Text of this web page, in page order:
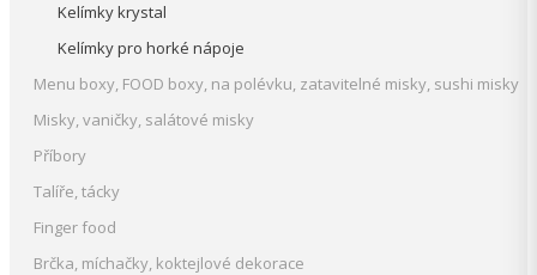
Kelímky krystal
Kelímky pro horké nápoje
Menu boxy, FOOD boxy, na polévku, zatavitelné misky, sushi misky
Misky, vaničky, salátové misky
Příbory
Talíře, tácky
Finger food
Brčka, míchačky, koktejlové dekorace